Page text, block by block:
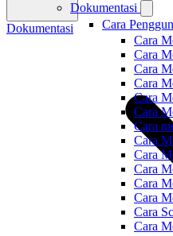
Dokumentasi
Cara
Cara
Cara
Cara
Cara
Cara
Cara
Cara
Cara
Cara
Cara
Cara
Cara
Cara
Cara
Dokumentasi